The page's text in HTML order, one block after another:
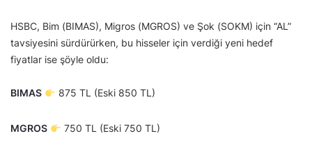
HSBC, Bim (BIMAS), Migros (MGROS) ve Şok (SOKM) için “AL”
tavsiyesini sürdürürken, bu hisseler için verdiği yeni hedef
fiyatlar ise şöyle oldu:
BIMAS 875 TL (Eski 850 TL)
MGROS 750 TL (Eski 750 TL)